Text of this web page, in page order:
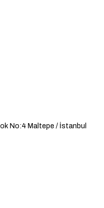
No:4 Maltepe / İstanbul